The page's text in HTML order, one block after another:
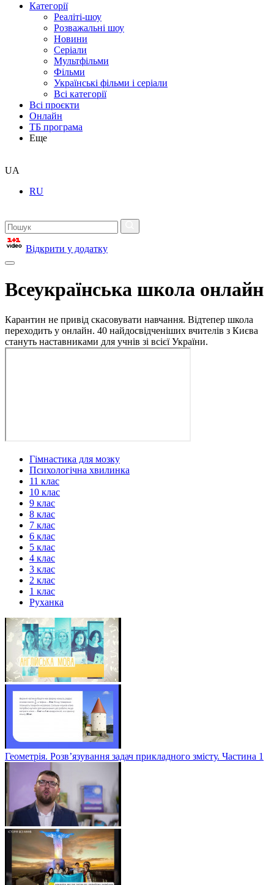
Категорії
Реаліті-шоу
Розважальні шоу
Новини
Серіали
Мультфільми
Фільми
Українські фільми і серіали
Всі категорії
Всі проєкти
Онлайн
ТБ програма
Еще
UA
RU
Відкрити у додатку
Всеукраїнська школа онлайн
Карантин не привід скасовувати навчання. Відтепер школа
переходить у онлайн. 40 найдосвідченіших вчителів з Києва
стануть наставниками для учнів зі всієї України.
Гімнастика для мозку
Психологічна хвилинка
11 клас
10 клас
9 клас
8 клас
7 клас
6 клас
5 клас
4 клас
3 клас
2 клас
1 клас
Руханка
Геометрія. Розв’язування задач прикладного змісту. Частина 1